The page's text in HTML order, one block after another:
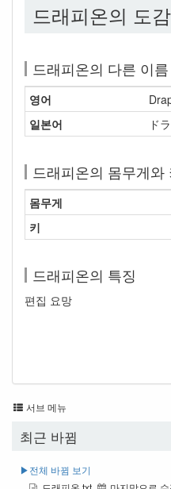
드래피온의 도
드래피온의 다른 이름
영어
일본어
ド
드래피온의 몸무게와
몸무게
키
드래피온의 특징
편집 요망
서브 메뉴
최근 바뀜
▶︎전체 바뀜 보기